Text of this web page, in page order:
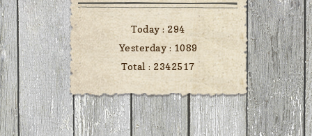
Today : 294
Yesterday : 1089
Total : 2342517